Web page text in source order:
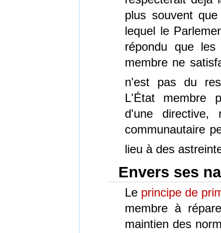
plus souvent
lequel le
répondu que
membre ne
n'est pas du
L'État membre
d'une directive,
communautaire
lieu à des
Envers ses
Le principe de
membre à
maintien des